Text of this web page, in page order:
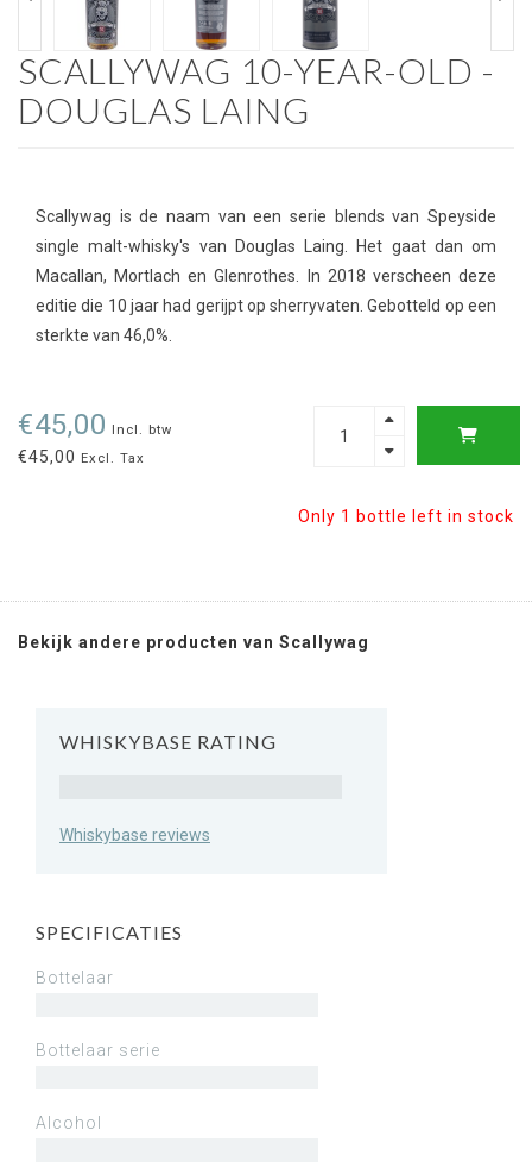
SCALLYWAG 10-YEAR-OLD -
DOUGLAS LAING
Scallywag is de naam van een serie blends van Speyside
single malt-whisky's van Douglas Laing. Het gaat dan om
Macallan, Mortlach en Glenrothes. In 2018 verscheen deze
editie die 10 jaar had gerijpt op sherryvaten. Gebotteld op een
sterkte van 46,0%.
€45,00 Incl. btw
€45,00 Excl. Tax
Only 1 bottle left in stock
Bekijk andere producten van Scallywag
WHISKYBASE RATING
Whiskybase reviews
SPECIFICATIES
Bottelaar
Bottelaar serie
Alcohol